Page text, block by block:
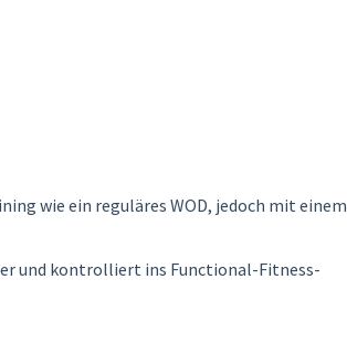
wie ein reguläres WOD, jedoch mit einem
und kontrolliert ins Functional-Fitness-